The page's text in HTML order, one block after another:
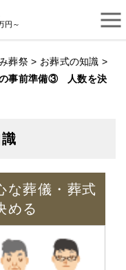
円～
葬祭 > お葬式の知識 >
の事前準備③ 人数を決
な葬儀・葬式
る